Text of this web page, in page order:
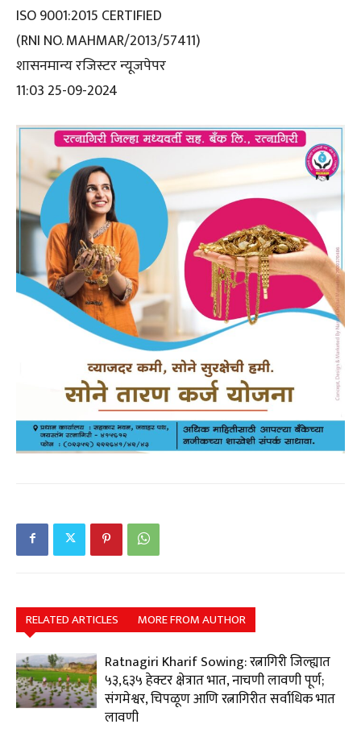
ISO 9001:2015 CERTIFIED
(RNI NO. MAHMAR/2013/57411)
शासनमान्य रजिस्टर न्यूजपेपर
11:03 25-09-2024
RELATED ARTICLES MORE FROM AUTHOR
Ratnagiri Kharif Sowing: रत्नागिरी जिल्ह्यात
५३,६३५ हेक्टर क्षेत्रात भात, नाचणी लावणी पूर्ण;
संगमेश्वर, चिपळूण आणि रत्नागिरीत सर्वाधिक भात
लावणी